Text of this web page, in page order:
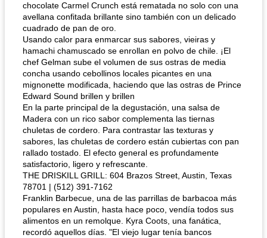
chocolate Carmel Crunch está rematada no solo con una
avellana confitada brillante sino también con un delicado
cuadrado de pan de oro.
Usando calor para enmarcar sus sabores, vieiras y
hamachi chamuscado se enrollan en polvo de chile. ¡El
chef Gelman sube el volumen de sus ostras de media
concha usando cebollinos locales picantes en una
mignonette modificada, haciendo que las ostras de Prince
Edward Sound brillen y brillen
En la parte principal de la degustación, una salsa de
Madera con un rico sabor complementa las tiernas
chuletas de cordero. Para contrastar las texturas y
sabores, las chuletas de cordero están cubiertas con pan
rallado tostado. El efecto general es profundamente
satisfactorio, ligero y refrescante.
THE DRISKILL GRILL: 604 Brazos Street, Austin, Texas
78701 | (512) 391-7162
Franklin Barbecue, una de las parrillas de barbacoa más
populares en Austin, hasta hace poco, vendía todos sus
alimentos en un remolque. Kyra Coots, una fanática,
recordó aquellos días. "El viejo lugar tenía bancos